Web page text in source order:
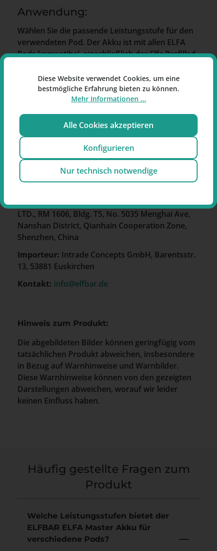
Anwendung:
Wählen Sie die passende Leistungsstufe für den
verwendeten Pod. Der Akku ist mit allen ELFA
Pods kompatibel, einschließlich der Elfa Prefilled
Hinweise:
Der ELFA Master Akku ist ausschließlich mit
der ELFA Pod-Serie kompatibel.
Bitte beachten Sie die Ladehinweise.
ELFBAR ELFA Master Akkuin Glacier Blue.
Hersteller:Imiracle (Shenzeh) Technology Co.,
LTD., RM 1606, Bldg. T5, No. 5035 Menghai Ave,
Nanshan District, Qianhain Cooperation Zone,
Shenzhen, China
Importeur: Intrade Concepts GmbH, Barentsstr.
13, 53881 Euskirchen
Kontakt: info@elfbar.de
Hinweis zum Produkt:
Die abgebildeten Bilder können geringfügig vom
tatsächlichen Produkt abweichen, insbesondere
in Bezug auf Warnhinweise und Warnbilder.
Diese Warnhinweise können von den gezeigten
Darstellungen abweichen, worauf wir leider
keinen Einfluss haben.
Häufig gestellte Fragen zum
Produkt
Welche Leistungsstufen bietet der
ELFBAR ELFA Master Akku für
verschiedene Pods?
Diese Website verwendet Cookies, um eine
bestmögliche Erfahrung bieten zu können.
Mehr Informationen ...
Alle Cookies akzeptieren
Konfigurieren
Nur technisch notwendige